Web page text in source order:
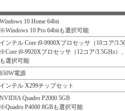
Windows 10 Home 64bit
※Windows 10 Pro 64bitも選択可能
インテル Core i9-9900Xプロセッサ（10コア/
※Core i9-9920Xプロセッサ（12コア/3.5GHz）
も選択可能
650W電源
インテル X299チップセット
NVIDIA Quadro P2000 5GB
※Quadro P4000 8GBも選択可能